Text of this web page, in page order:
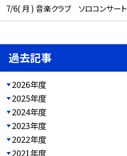
7/6( 月 ) 音楽クラブ ソロコンサート
過去記事
2026年度
2025年度
2024年度
2023年度
2022年度
2021年度